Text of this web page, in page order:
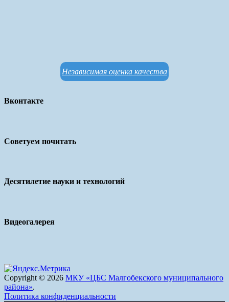
Независимая оценка качества
Вконтакте
Советуем почитать
Десятилетие науки и технологий
Видеогалерея
Copyright © 2026 МКУ «ЦБС Малгобекского муниципального
района».
Политика конфиденциальности